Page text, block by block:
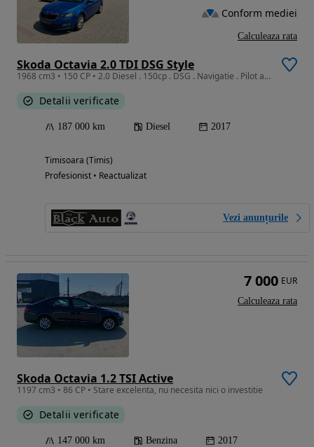
Skoda Octavia 2.0 TDI DSG Style
1968 cm3 • 150 CP • 2.0 Diesel . 150cp . DSG . Navigatie . Pilot automat . Garantie
Detalii verificate
187 000 km Diesel 2017
Timisoara (Timis)
Profesionist • Reactualizat
Vezi anunțurile
Conform mediei
Calculeaza rata
Skoda Octavia 1.2 TSI Active
1197 cm3 • 86 CP • Stare excelenta, nu necesita nici o investitie
Detalii verificate
147 000 km Benzina 2017
7 000 EUR
Calculeaza rata